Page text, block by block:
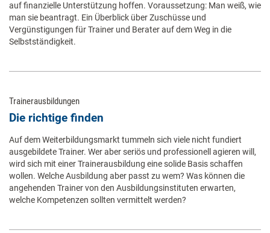
auf finanzielle Unterstützung hoffen. Voraussetzung: Man weiß, wie
man sie beantragt. Ein Überblick über Zuschüsse und
Vergünstigungen für Trainer und Berater auf dem Weg in die
Selbstständigkeit.
Trainerausbildungen
Die richtige finden
Auf dem Weiterbildungsmarkt tummeln sich viele nicht fundiert
ausgebildete Trainer. Wer aber seriös und professionell agieren will,
wird sich mit einer Trainerausbildung eine solide Basis schaffen
wollen. Welche Ausbildung aber passt zu wem? Was können die
angehenden Trainer von den Ausbildungsinstituten erwarten,
welche Kompetenzen sollten vermittelt werden?